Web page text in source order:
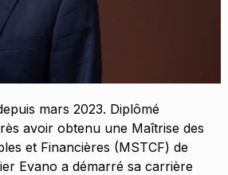
mars 2023. Diplômé
avoir obtenu une Maîtrise des
et Financières (MSTCF) de
Evano a démarré sa carrière